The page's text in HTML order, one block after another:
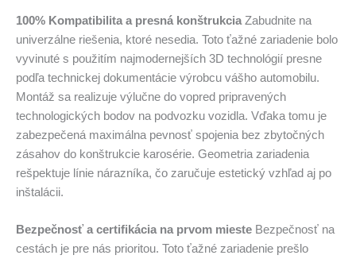
100% Kompatibilita a presná konštrukcia Zabudnite na
univerzálne riešenia, ktoré nesedia. Toto ťažné zariadenie bolo
vyvinuté s použitím najmodernejších 3D technológií presne
podľa technickej dokumentácie výrobcu vášho automobilu.
Montáž sa realizuje výlučne do vopred pripravených
technologických bodov na podvozku vozidla. Vďaka tomu je
zabezpečená maximálna pevnosť spojenia bez zbytočných
zásahov do konštrukcie karosérie. Geometria zariadenia
rešpektuje línie nárazníka, čo zaručuje estetický vzhľad aj po
inštalácii.
Bezpečnosť a certifikácia na prvom mieste Bezpečnosť na
cestách je pre nás prioritou. Toto ťažné zariadenie prešlo